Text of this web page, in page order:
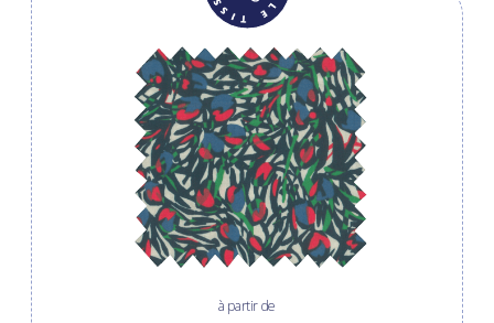
à partir de